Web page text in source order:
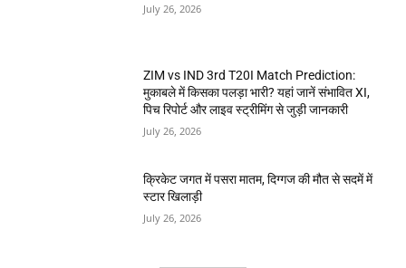
July 26, 2026
ZIM vs IND 3rd T20I Match Prediction:
मुकाबले में किसका पलड़ा भारी? यहां जानें संभावित XI,
पिच रिपोर्ट और लाइव स्ट्रीमिंग से जुड़ी जानकारी
July 26, 2026
क्रिकेट जगत में पसरा मातम, दिग्गज की मौत से सदमें में
स्टार खिलाड़ी
July 26, 2026